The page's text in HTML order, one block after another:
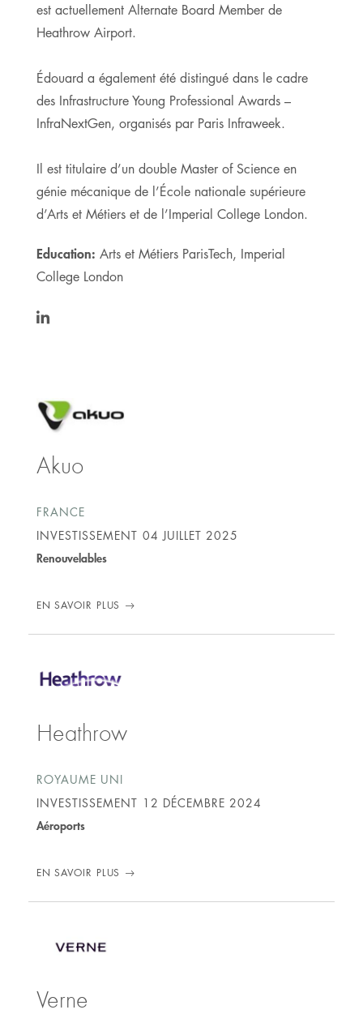
est actuellement Alternate Board Member de
Heathrow Airport.
Édouard a également été distingué dans le cadre
des Infrastructure Young Professional Awards –
InfraNextGen, organisés par Paris Infraweek.
Il est titulaire d’un double Master of Science en
génie mécanique de l’École nationale supérieure
d’Arts et Métiers et de l’Imperial College London.
Education: Arts et Métiers ParisTech, Imperial
College London
Akuo
FRANCE
INVESTISSEMENT 04 JUILLET 2025
Renouvelables
EN SAVOIR PLUS
Heathrow
ROYAUME UNI
INVESTISSEMENT 12 DÉCEMBRE 2024
Aéroports
EN SAVOIR PLUS
Verne